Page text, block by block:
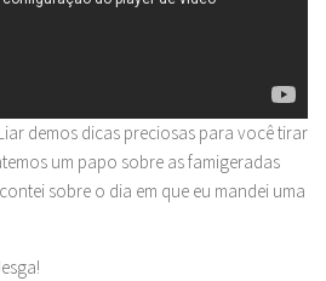
demos dicas preciosas para você tirar
um papo sobre as famigeradas
sobre o dia em que eu mandei uma